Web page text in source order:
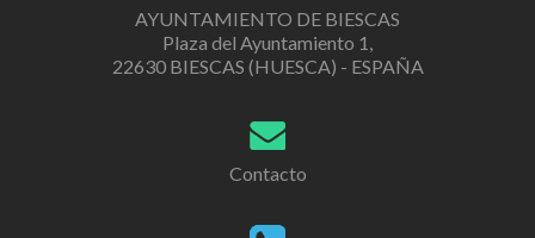
AYUNTAMIENTO DE BIESCAS
Plaza del Ayuntamiento 1,
22630 BIESCAS (HUESCA) - ESPAÑA
Contacto